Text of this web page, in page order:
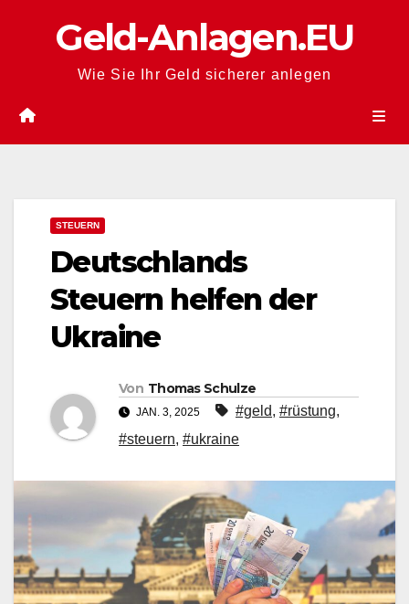
Geld-Anlagen.EU
Wie Sie Ihr Geld sicherer anlegen
STEUERN
Deutschlands
Steuern helfen der
Ukraine
Von Thomas Schulze
JAN. 3, 2025 #geld, #rüstung,
#steuern, #ukraine